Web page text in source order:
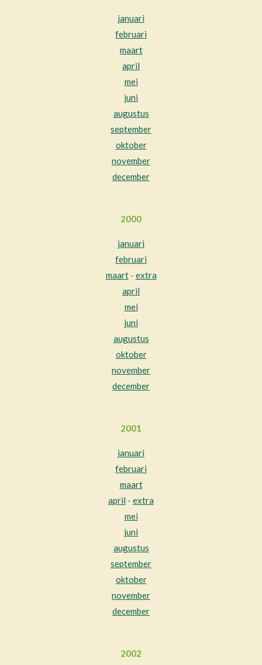
januari
februari
maart
april
mei
juni
augustus
september
oktober
november
december
2000
januari
februari
maart- extra
april
mei
juni
augustus
oktober
november
december
2001
januari
februari
maart
april - extra
mei
juni
augustus
september
oktober
november
december
2002